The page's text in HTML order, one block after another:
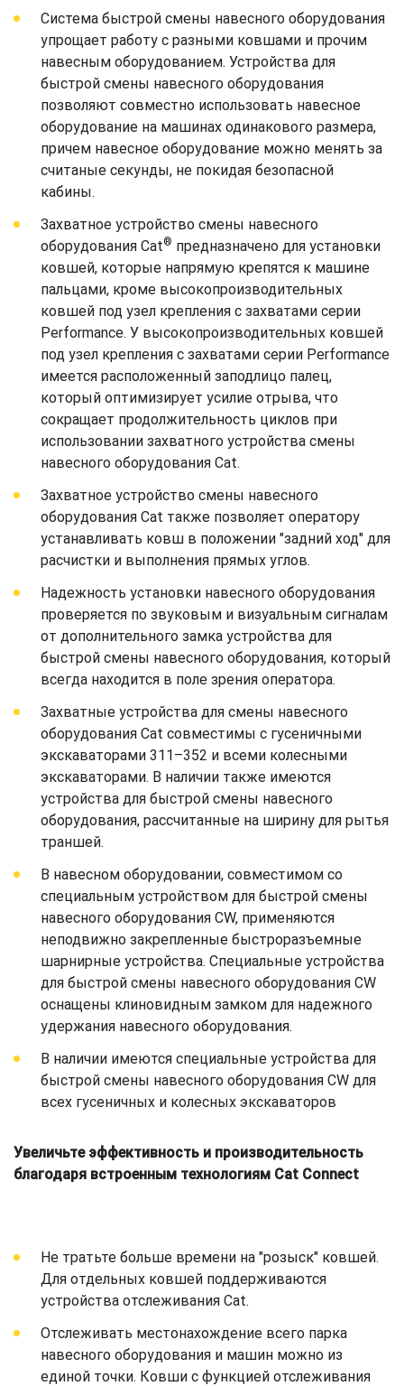
Система быстрой смены навесного оборудования
упрощает работу с разными ковшами и прочим
навесным оборудованием. Устройства для
быстрой смены навесного оборудования
позволяют совместно использовать навесное
оборудование на машинах одинакового размера,
причем навесное оборудование можно менять за
считаные секунды, не покидая безопасной
кабины.
Захватное устройство смены навесного
оборудования Cat® предназначено для установки
ковшей, которые напрямую крепятся к машине
пальцами, кроме высокопроизводительных
ковшей под узел крепления с захватами серии
Performance. У высокопроизводительных ковшей
под узел крепления с захватами серии Performance
имеется расположенный заподлицо палец,
который оптимизирует усилие отрыва, что
сокращает продолжительность циклов при
использовании захватного устройства смены
навесного оборудования Cat.
Захватное устройство смены навесного
оборудования Cat также позволяет оператору
устанавливать ковш в положении "задний ход" для
расчистки и выполнения прямых углов.
Надежность установки навесного оборудования
проверяется по звуковым и визуальным сигналам
от дополнительного замка устройства для
быстрой смены навесного оборудования, который
всегда находится в поле зрения оператора.
Захватные устройства для смены навесного
оборудования Cat совместимы с гусеничными
экскаваторами 311–352 и всеми колесными
экскаваторами. В наличии также имеются
устройства для быстрой смены навесного
оборудования, рассчитанные на ширину для рытья
траншей.
В навесном оборудовании, совместимом со
специальным устройством для быстрой смены
навесного оборудования CW, применяются
неподвижно закрепленные быстроразъемные
шарнирные устройства. Специальные устройства
для быстрой смены навесного оборудования CW
оснащены клиновидным замком для надежного
удержания навесного оборудования.
В наличии имеются специальные устройства для
быстрой смены навесного оборудования CW для
всех гусеничных и колесных экскаваторов
Увеличьте эффективность и производительность
благодаря встроенным технологиям Cat Connect
Не тратьте больше времени на "розыск" ковшей.
Для отдельных ковшей поддерживаются
устройства отслеживания Cat.
Отслеживать местонахождение всего парка
навесного оборудования и машин можно из
единой точки. Ковши с функцией отслеживания